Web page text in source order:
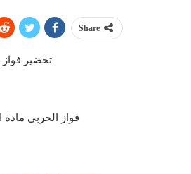
Share
تحضير فواز الحربى مادة احياء 2
فواز الحربى مادة احياء 2 مقررات لعام 1443 هـ كما يمكنكم عملائنا الكرام الحصول